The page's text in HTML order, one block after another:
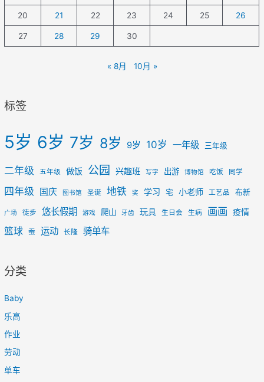
20 21 22 23 24 25 26
27 28 29 30
« 8月 10月 »
标签
5岁 6岁 7岁 8岁 9岁 10岁 一年级 三年级
二年级 五年级 做饭 公园 兴趣班 写字 出游 博物馆 吃饭 同学
四年级 国庆 图书馆 圣诞 地铁 奖 学习 宅 小老师 工艺品 布新
广场 徒步 悠长假期 游戏 爬山 牙齿 玩具 生日会 生病 画画 疫情
篮球 蚕 运动 长隆 骑单车
分类
Baby
乐高
作业
劳动
单车